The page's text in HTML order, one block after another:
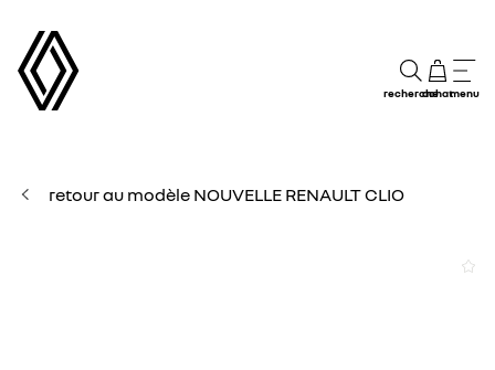
rechercheachatmenu
retour au modèle NOUVELLE RENAULT CLIO